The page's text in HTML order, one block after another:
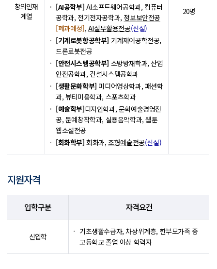
창의인재
계열
[AI공학부] AI소프트웨어공학과, 컴퓨터
공학과, 전기전자공학과, 정보보안전공
[폐과예정], AI실무활용전공(신설)
[기계로봇항공학부] 기계제어공학전공,
드론로봇전공
[안전시스템공학부] 소방방재학과, 산업
안전공학과, 건설시스템공학과
[생활문화학부] 미디어영상학과, 패션학
과, 뷰티미용학과, 스포츠학과
[예술학부]디자인학과, 문화예술경영전
공, 문예창작학과, 실용음악학과, 웹툰
웹소설전공
[회화학부] 회화과,조형예술전공(신설)
20명
지원자격
입학구분 자격요건
신입학
기초생활수급자, 차상위계층, 한부모가족 중
고등학교 졸업 이상 학력자